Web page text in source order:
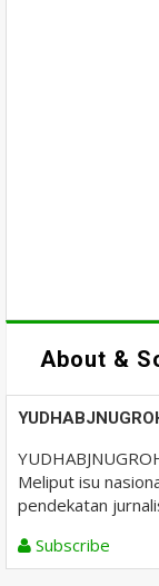
About &
Meliput isu
pendekatan
Subscribe